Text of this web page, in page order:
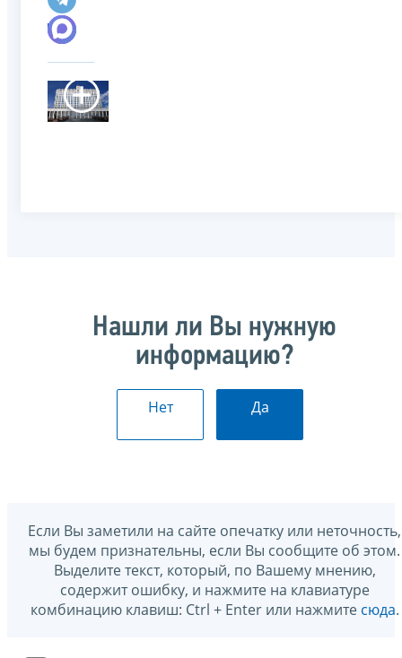
Нашли ли Вы нужную
информацию?
Нет Да
Если Вы заметили на сайте опечатку или неточность,
мы будем признательны, если Вы сообщите об этом.
Выделите текст, который, по Вашему мнению,
содержит ошибку, и нажмите на клавиатуре
комбинацию клавиш: Ctrl + Enter или нажмите сюда.